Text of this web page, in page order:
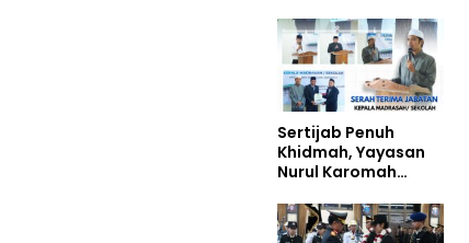
Perkuat Jejaring
Nasional Pusat
Studi Kepolisian
Sertijab Penuh
Khidmah, Yayasan
Nurul Karomah
Demisioner Voucher
Umrah